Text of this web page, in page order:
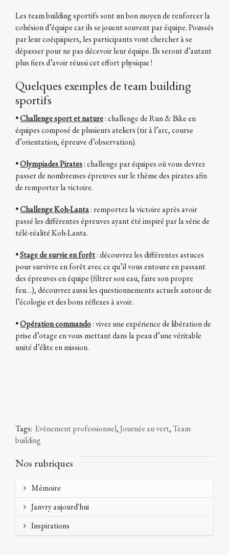
Les team building sportifs sont un bon moyen de renforcer la
cohésion d’équipe car ils se jouent souvent par équipe. Poussés
par leur coéquipiers, les participants vont chercher à se
dépasser pour ne pas décevoir leur équipe. Ils seront d’autant
plus fiers d’avoir réussi cet effort physique !
Quelques exemples de team building
sportifs
•Challenge sport et nature: challenge de Run & Bike en
équipes composé de plusieurs ateliers (tir à l’arc, course
d’orientation, épreuve d’observation).
•Olympiades Pirates: challenge par équipes où vous devrez
passer de nombreuses épreuves sur le thème des pirates afin
de remporter la victoire.
•Challenge Koh-Lanta: remportez la victoire après avoir
passé les différentes épreuves ayant été inspiré par la série de
télé-réalité Koh-Lanta.
•Stage de survie en forêt: découvrez les différentes astuces
pour survivre en forêt avec ce qu’il vous entoure en passant
des épreuves en équipe (filtrer son eau, faire son propre
feu…), découvrez aussi les questionnements actuels autour de
l’écologie et des bons réflexes à avoir.
•Opération commando: vivez une expérience de libération de
prise d’otage en vous mettant dans la peau d’une véritable
unité d’élite en mission.
Tags: Evènement professionnel,Journée au vert,Team
building
Nos rubriques
Mémoire
Janvry aujourd'hui
Inspirations